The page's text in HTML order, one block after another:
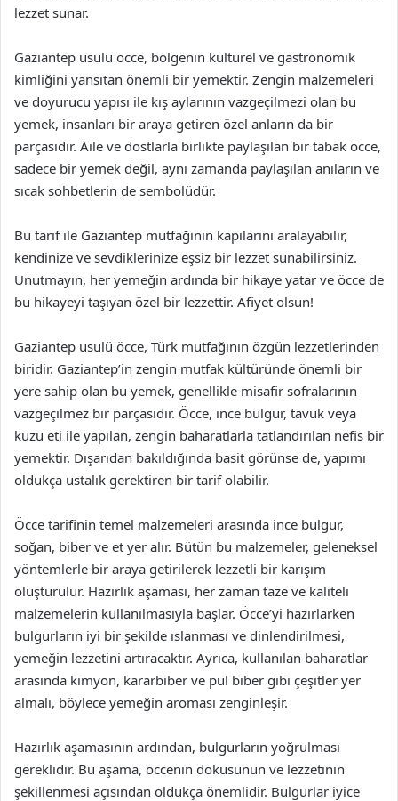
lezzet sunar.
Gaziantep usulü öcce, bölgenin kültürel ve gastronomik
kimliğini yansıtan önemli bir yemektir. Zengin malzemeleri
ve doyurucu yapısı ile kış aylarının vazgeçilmezi olan bu
yemek, insanları bir araya getiren özel anların da bir
parçasıdır. Aile ve dostlarla birlikte paylaşılan bir tabak öcce,
sadece bir yemek değil, aynı zamanda paylaşılan anıların ve
sıcak sohbetlerin de sembolüdür.
Bu tarif ile Gaziantep mutfağının kapılarını aralayabilir,
kendinize ve sevdiklerinize eşsiz bir lezzet sunabilirsiniz.
Unutmayın, her yemeğin ardında bir hikaye yatar ve öcce de
bu hikayeyi taşıyan özel bir lezzettir. Afiyet olsun!
Gaziantep usulü öcce, Türk mutfağının özgün lezzetlerinden
biridir. Gaziantep’in zengin mutfak kültüründe önemli bir
yere sahip olan bu yemek, genellikle misafir sofralarının
vazgeçilmez bir parçasıdır. Öcce, ince bulgur, tavuk veya
kuzu eti ile yapılan, zengin baharatlarla tatlandırılan nefis bir
yemektir. Dışarıdan bakıldığında basit görünse de, yapımı
oldukça ustalık gerektiren bir tarif olabilir.
Öcce tarifinin temel malzemeleri arasında ince bulgur,
soğan, biber ve et yer alır. Bütün bu malzemeler, geleneksel
yöntemlerle bir araya getirilerek lezzetli bir karışım
oluşturulur. Hazırlık aşaması, her zaman taze ve kaliteli
malzemelerin kullanılmasıyla başlar. Öcce’yi hazırlarken
bulgurların iyi bir şekilde ıslanması ve dinlendirilmesi,
yemeğin lezzetini artıracaktır. Ayrıca, kullanılan baharatlar
arasında kimyon, kararbiber ve pul biber gibi çeşitler yer
almalı, böylece yemeğin aroması zenginleşir.
Hazırlık aşamasının ardından, bulgurların yoğrulması
gereklidir. Bu aşama, öccenin dokusunun ve lezzetinin
şekillenmesi açısından oldukça önemlidir. Bulgurlar iyice